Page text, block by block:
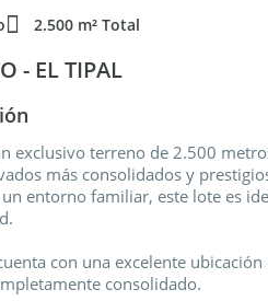
2.500 m² Total
- EL TIPAL
exclusivo terreno de 2.500
más consolidados y
entorno familiar, este lote es
con una excelente
consolidado.